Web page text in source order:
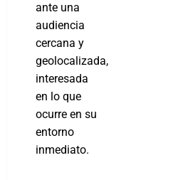
ante una
audiencia
cercana y
geolocalizada,
interesada
en lo que
ocurre en su
entorno
inmediato.